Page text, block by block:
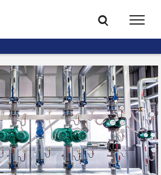
Suche